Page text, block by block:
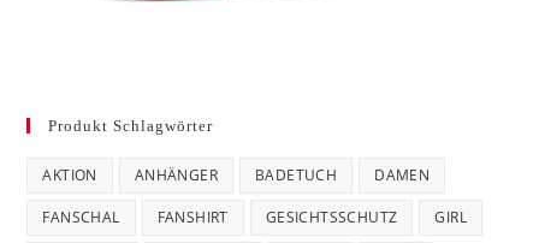
Produkt Schlagwörter
AKTION ANHÄNGER BADETUCH DAMEN
FANSCHAL FANSHIRT GESICHTSSCHUTZ GIRL